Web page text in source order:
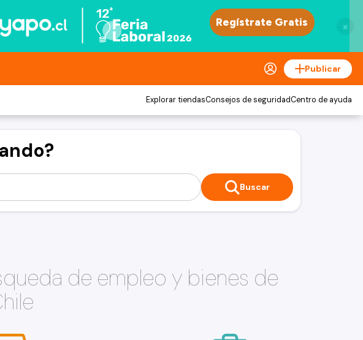
×
Publicar
Explorar tiendasConsejos de seguridadCentro de ayuda
Buscar
de empleo y bienes de